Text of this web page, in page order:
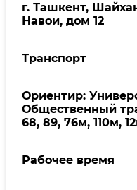
г. Ташкент,
Навои, дом 12
Транспорт
Ориентир:
Общественный
68, 89, 76м, 110м,
Рабочее время